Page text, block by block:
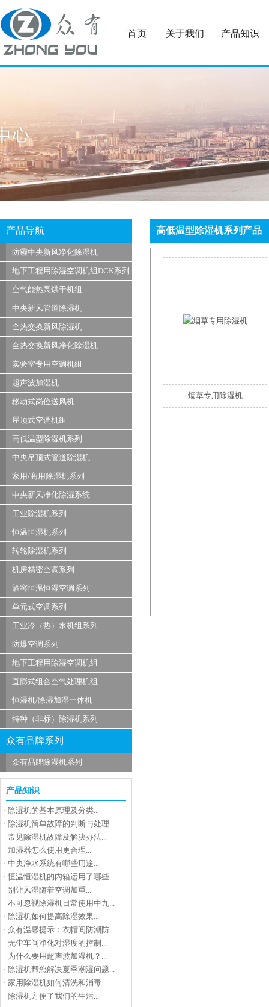
首页 关于我们 产品知识
产品导航
防霾中央新风净化除湿机
地下工程用除湿空调机组DCK系列
空气能热泵烘干机组
中央新风管道除湿机
全热交换新风除湿机
全热交换新风净化除湿机
实验室专用空调机组
超声波加湿机
移动式岗位送风机
屋顶式空调机组
高低温型除湿机系列
中央吊顶式管道除湿机
家用/商用除湿机系列
中央新风净化除湿系统
工业除湿机系列
恒温恒湿机系列
转轮除湿机系列
机房精密空调系列
酒窖恒温恒湿空调系列
单元式空调系列
工业冷（热）水机组系列
防爆空调系列
地下工程用除湿空调机组
直膨式组合空气处理机组
恒湿机/除湿加湿一体机
特种（非标）除湿机系列
众有品牌系列
众有品牌除湿机系列
产品知识
· 除湿机的基本原理及分类...
· 除湿机简单故障的判断与处理...
· 常见除湿机故障及解决办法...
· 加湿器怎么使用更合理...
· 中央净水系统有哪些用途...
· 恒温恒湿机的内箱运用了哪些...
· 别让风湿随着空调加重...
· 不可忽视除湿机日常使用中九...
· 除湿机如何提高除湿效果...
· 众有温馨提示：衣帽间防潮防...
· 无尘车间净化对湿度的控制...
· 为什么要用超声波加湿机？...
· 除湿机帮您解决夏季潮湿问题...
· 家用除湿机如何清洗和消毒...
· 除湿机方便了我们的生活...
高低温型除湿机系列产品
烟草专用除湿机